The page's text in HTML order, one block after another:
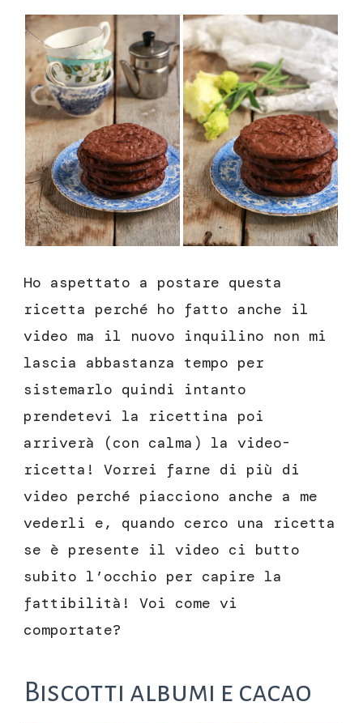
Ho aspettato a postare questa
ricetta perché ho fatto anche il
video ma il nuovo inquilino non mi
lascia abbastanza tempo per
sistemarlo quindi intanto
prendetevi la ricettina poi
arriverà (con calma) la video-
ricetta! Vorrei farne di più di
video perché piacciono anche a me
vederli e, quando cerco una ricetta
se è presente il video ci butto
subito l’occhio per capire la
fattibilità! Voi come vi
comportate?
Biscotti albumi e cacao